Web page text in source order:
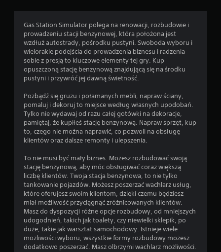
Gas Station Simulator polega na renowacji, rozbudowie i
prowadzeniu stacji benzynowej, która położona jest
wzdłuż autostrady, pośrodku pustyni. Swoboda wyboru i
wielorakie podejścia do prowadzenia biznesu i radzenia
sobie z presją to kluczowe elementy tej gry. Kup
opuszczoną stację benzynową znajdującą się na środku
pustyni i przywróć jej dawną świetność.
Pozbądź się gruzu i połamanych mebli, napraw ściany,
pomaluj i dekoruj to miejsce według własnych upodobań.
Tylko nie wydawaj od razu całej gotówki na dekoracje,
pamiętaj, że kupiłeś stację benzynową. Napraw sprzęt, kup
to, czego nie można naprawić, co pozwoli na obsługę
klientów oraz dalsze remonty i ulepszenia.
To nie musi być mały biznes. Możesz rozbudować swoją
stację benzynową, aby móc obsługiwać coraz większą
liczbę klientów. Twoja stacja benzynowa, to nie tylko
tankowanie pojazdów. Możesz poszerzać wachlarz usług,
które oferujesz swoim klientom, dzięki czemu będziesz
miał możliwość przyciągnąć zróżnicowanych klientów.
Masz do dyspozycji różne opcje rozbudowy, od mniejszych
udogodnień, takich jak toalety, czy niewielki sklepik, po
duże, takie jak warsztat samochodowy. Istnieje wiele
możliwości wyboru, wszystkie formy rozbudowy możesz
dodatkowo poszerzać. Masz olbrzymi wachlarz możliwości.